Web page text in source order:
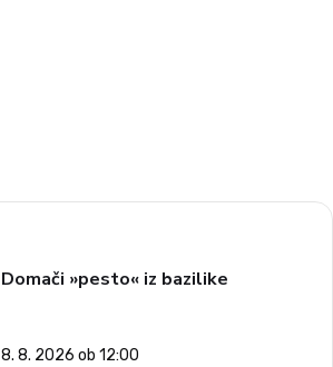
Domači »pesto« iz bazilike
8. 8. 2026 ob 12:00